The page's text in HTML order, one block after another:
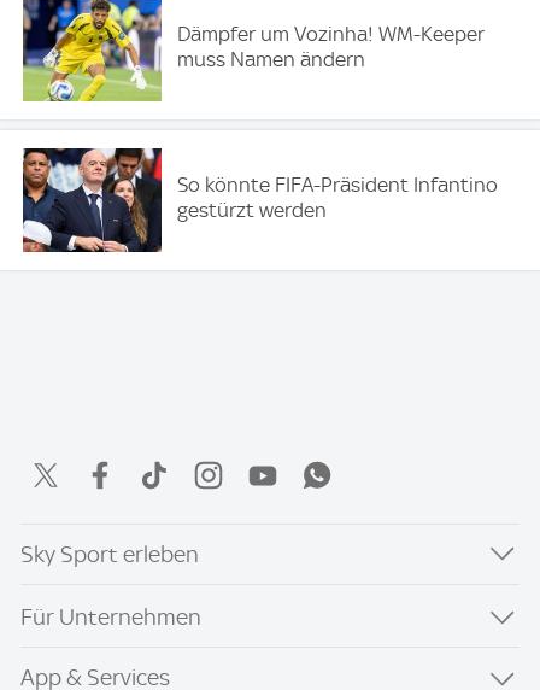
Dämpfer um Vozinha! WM-Keeper
muss Namen ändern
So könnte FIFA-Präsident Infantino
gestürzt werden
Sky Sport erleben
Für Unternehmen
App & Services